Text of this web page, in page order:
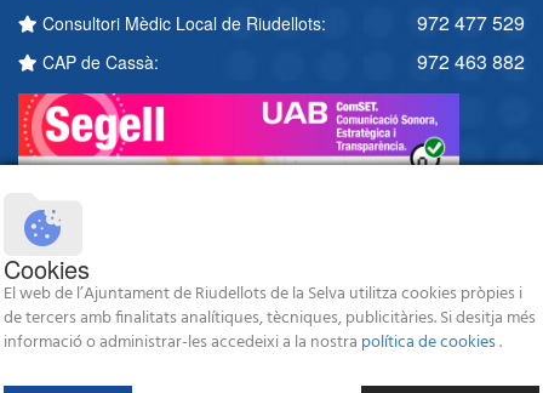
Consultori Mèdic Local de Riudellots: 972 477 529
CAP de Cassà: 972 463 882
Cookies
El web de l’Ajuntament de Riudellots de la Selva utilitza cookies pròpies i
de tercers amb finalitats analítiques, tècniques, publicitàries. Si desitja més
informació o administrar-les accedeixi a la nostra política de cookies.